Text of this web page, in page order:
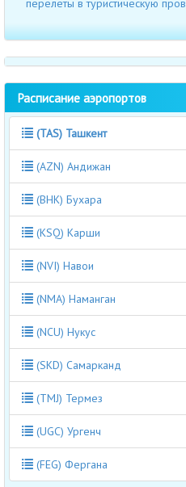
перелеты в туристическую
Расписание аэропортов
(TAS) Ташкент
(AZN) Андижан
(BHK) Бухара
(KSQ) Карши
(NVI) Навои
(NMA) Наманган
(NCU) Нукус
(SKD) Самарканд
(TMJ) Термез
(UGC) Ургенч
(FEG) Фергана